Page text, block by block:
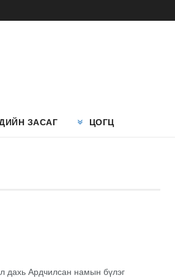
ЗАСАГ ЦОГЦ
дахь Ардчилсан намын бүлэг